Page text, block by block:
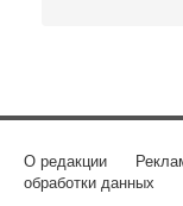
О редакции
обработки данных